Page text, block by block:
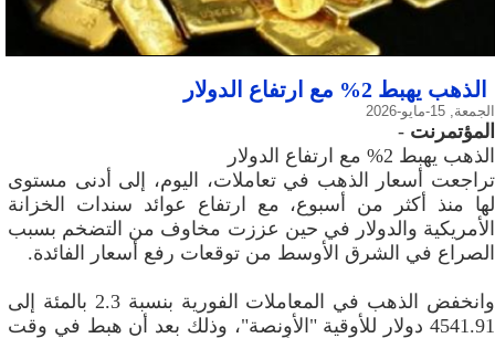
الذهب يهبط 2% مع ارتفاع الدولار
الجمعة, 15-مايو-2026
المؤتمرنت -
الذهب يهبط 2% مع ارتفاع الدولار
تراجعت أسعار الذهب ‌في تعاملات، اليوم، إلى أدنى مستوى
لها منذ أكثر من أسبوع، مع ‌ارتفاع عوائد سندات الخزانة
الأمريكية والدولار في حين عززت مخاوف من التضخم بسبب
الصراع في الشرق الأوسط ‌من توقعات رفع أسعار الفائدة.
وانخفض الذهب في المعاملات الفورية بنسبة 2.3 بالمئة إلى
4541.91 دولار للأوقية "الأونصة"، وذلك بعد أن هبط في وقت